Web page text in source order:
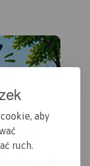
aby
ruch.